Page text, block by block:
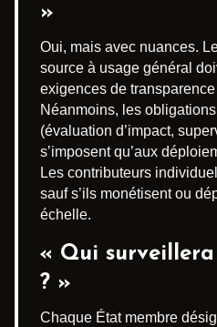
»
Oui, mais avec nuances.
source à usage général
exigences de
Néanmoins, les
(évaluation d’impact,
s’imposent qu’aux
Les contributeurs
sauf s’ils monétisent ou
échelle.
« Qui
? »
Chaque État membre